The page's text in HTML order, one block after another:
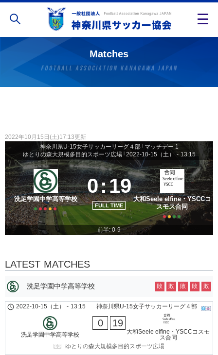
Matches
2022年10月15日(土)17:13更新
神奈川県U-15女子サッカーリーグ４部
マッチデー 1
ゆとりの森大規模多目的スポーツ広場
2022-10-15（土） - 13:15
洗足学園中学高等学校
0:19
FULL TIME
大和Seele elfine・YSCCコ
スモス合同
前半: 0-9
LATEST MATCHES
洗足学園中学高等学校 敗 敗 敗 敗 敗
神奈川県U-15女子サッカーリーグ４部
2022-10-15（土） - 13:15
洗足学園中学高等学校
0 19
大和Seele elfine・YSCCコスモ
ス合同
ゆとりの森大規模多目的スポーツ広場